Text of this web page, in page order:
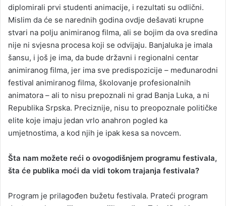
diplomirali prvi studenti animacije, i rezultati su odlični.
Mislim da će se narednih godina ovdje dešavati krupne
stvari na polju animiranog filma, ali se bojim da ova sredina
nije ni svjesna procesa koji se odvijaju. Banjaluka je imala
šansu, i još je ima, da bude državni i regionalni centar
animiranog filma, jer ima sve predispozicije – međunarodni
festival animiranog filma, školovanje profesionalnih
animatora – ali to nisu prepoznali ni grad Banja Luka, a ni
Republika Srpska. Preciznije, nisu to preopoznale političke
elite koje imaju jedan vrlo anahron pogled ka
umjetnostima, a kod njih je ipak kesa sa novcem.
Šta nam možete reći o ovogodišnjem programu festivala,
šta će publika moći da vidi tokom trajanja festivala?
Program je prilagođen bužetu festivala. Prateći program